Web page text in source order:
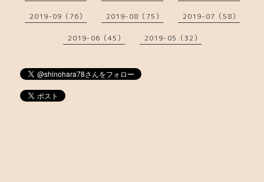
2019-09（76） 2019-08（75） 2019-07（58）
2019-06（45） 2019-05（32）